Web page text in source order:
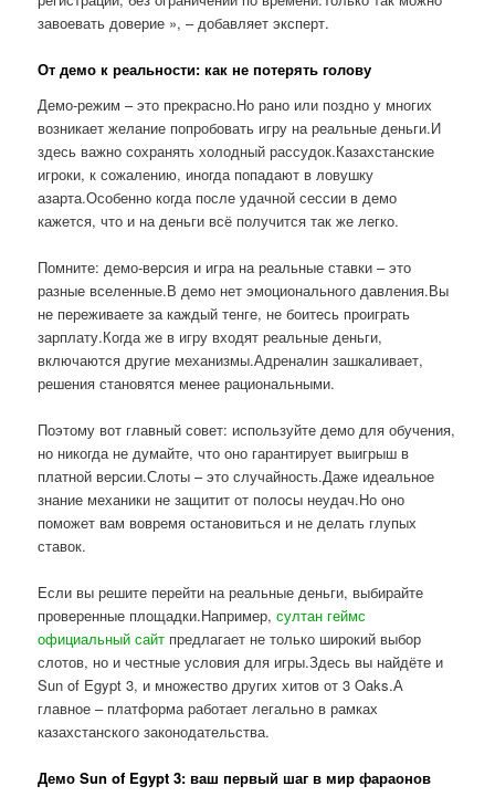
завоевать доверие », – добавляет эксперт.
От демо к реальности: как не потерять голову
Демо-режим – это прекрасно.Но рано или поздно у многих
возникает желание попробовать игру на реальные деньги.И
здесь важно сохранять холодный рассудок.Казахстанские
игроки, к сожалению, иногда попадают в ловушку
азарта.Особенно когда после удачной сессии в демо
кажется, что и на деньги всё получится так же легко.
Помните: демо-версия и игра на реальные ставки – это
разные вселенные.В демо нет эмоционального давления.Вы
не переживаете за каждый тенге, не боитесь проиграть
зарплату.Когда же в игру входят реальные деньги,
включаются другие механизмы.Адреналин зашкаливает,
решения становятся менее рациональными.
Поэтому вот главный совет: используйте демо для обучения,
но никогда не думайте, что оно гарантирует выигрыш в
платной версии.Слоты – это случайность.Даже идеальное
знание механики не защитит от полосы неудач.Но оно
поможет вам вовремя остановиться и не делать глупых
ставок.
Если вы решите перейти на реальные деньги, выбирайте
проверенные площадки.Например,султан геймс
официальный сайт предлагает не только широкий выбор
слотов, но и честные условия для игры.Здесь вы найдёте и
Sun of Egypt 3, и множество других хитов от 3 Oaks.А
главное – платформа работает легально в рамках
казахстанского законодательства.
Демо Sun of Egypt 3: ваш первый шаг в мир фараонов